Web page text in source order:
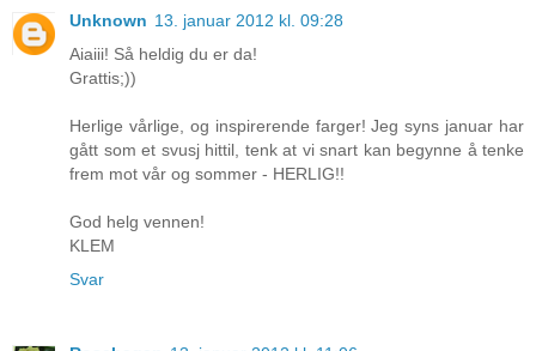
Unknown 13. januar 2012 kl. 09:28
Aiaiii! Så heldig du er da!
Grattis;))
Herlige vårlige, og inspirerende farger! Jeg syns januar har
gått som et svusj hittil, tenk at vi snart kan begynne å tenke
frem mot vår og sommer - HERLIG!!
God helg vennen!
KLEM
Svar